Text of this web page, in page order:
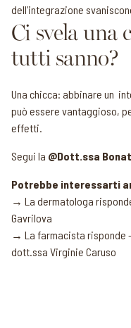
dell’integrazione
Ci svela una
tutti sanno?
Una chicca: abbinare un
può essere vantaggioso,
effetti.
Segui la @Dott.ssa
Potrebbe interessarti
→ La dermatologa
Gavrilova
→ La farmacista risponde
dott.ssa Virginie Caruso